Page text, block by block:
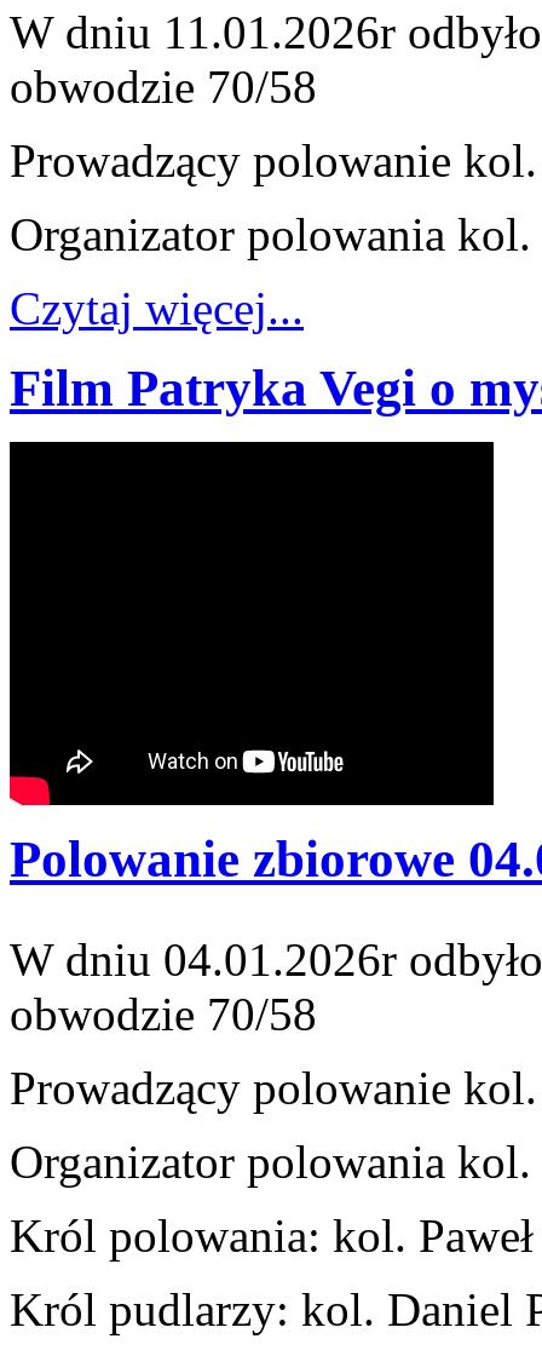
W dniu 11.01.2026r
obwodzie 70/58
Prowadzący polowanie
Organizator polowania
Czytaj więcej...
Film Patryka Vegi o
Polowanie zbiorowe
W dniu 04.01.2026r
obwodzie 70/58
Prowadzący polowanie
Organizator polowania kol.
Król polowania: kol.
Król pudlarzy: kol. Daniel